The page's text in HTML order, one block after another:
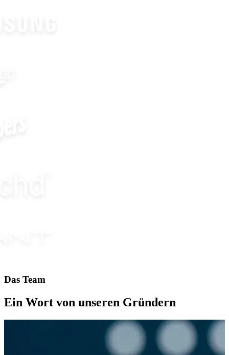
Das Team
Ein Wort von unseren Gründern